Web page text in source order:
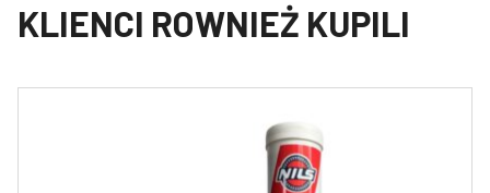
KLIENCI ROWNIEŻ KUPILI